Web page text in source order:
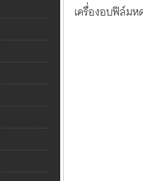
เครื่องอบฟิล์ม